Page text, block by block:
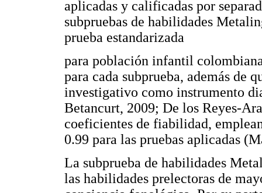
aplicadas y calificadas por
subpruebas de habilidades
prueba estandarizada
para población infantil
para cada subprueba, además de
investigativo como instrumento
Betancurt, 2009; De los Reyes-
coeficientes de fiabilidad,
0.99 para las pruebas aplicadas
La subprueba de habilidades
las habilidades prelectoras de